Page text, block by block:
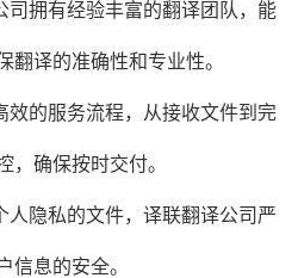
司拥有经验丰富的翻译团队，能
翻译的准确性和专业性。
效的服务流程，从接收文件到完
，确保按时交付。
人隐私的文件，译联翻译公司严
信息的安全。